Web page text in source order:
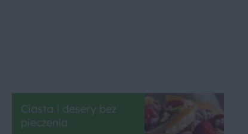
Ciasta i desery bez
pieczenia